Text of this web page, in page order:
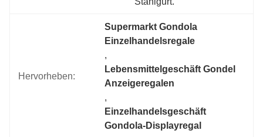
Hervorheben:
Supermarkt Gondola
Einzelhandelsregale
,
Lebensmittelgeschäft Gondel
Anzeigeregalen
,
Einzelhandelsgeschäft
Gondola-Displayregal